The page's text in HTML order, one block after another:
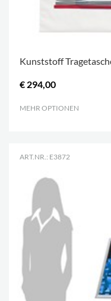
Kunststoff
€ 294,00
MEHR OPTIONEN
ART.NR.: E3872